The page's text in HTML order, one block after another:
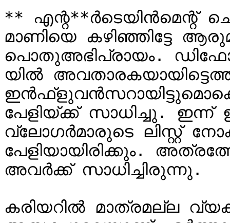
** എന്റ**ര്‍ടെയിന്‍മെന്റ്
മാണിയെ കഴിഞ്ഞിട്ടേ
പൊതുഅഭിപ്രായം.
യില്‍
ഇന്‍ഫ്‌ളുവന്‍സറായിട്ടുമൊക്കെ പ്രശസ്തിയിലേക്ക് വളരാന്‍
പേളിയ്ക്ക് സാധിച്ചു. ഇന്ന്
വ്‌ലോഗര്‍മാരുടെ ലിസ്റ്റ് നോക്കിയാല്‍ അതിലൊരാള്‍
പേളിയായിരിക്കും.
അവര്‍ക്ക് സാധിച്ചിരുന്നു.
കരിയറില്‍ മാത്രമല്ല